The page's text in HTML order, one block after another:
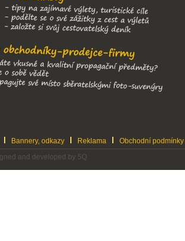
Bannery, odkazy Reklama
Obchodní podmínky
and developed by 5Q